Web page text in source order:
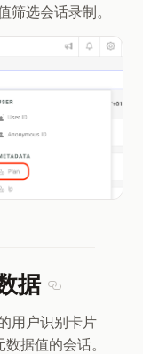
筛选会话录制。
据
用户识别卡片
据值的会话。